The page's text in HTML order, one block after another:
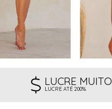
LUCRE MUITO
LUCRE ATÉ 200%